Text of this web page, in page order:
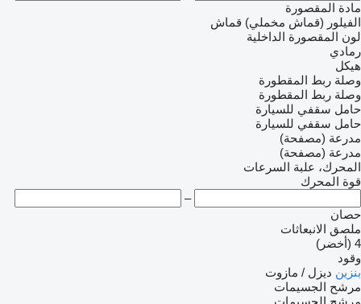
مادة المقصورة
الفيلور (قماش مخملي) قماش
لون المقصورة الداخلية
رمادي
هيكل
وصلة ربط المقطورة
وصلة ربط المقطورة
حامل سقفي للسيارة
حامل سقفي للسيارة
مدرعة (مصفحة)
مدرعة (مصفحة)
المحرك، علبة السرعات
قوة المحرك
–
حصان
ملصق الانبعاثات
4 (أخضر)
وقود
بنزين ديزل / مازوت
مرشح الجسيمات
مرشح الجسيمات